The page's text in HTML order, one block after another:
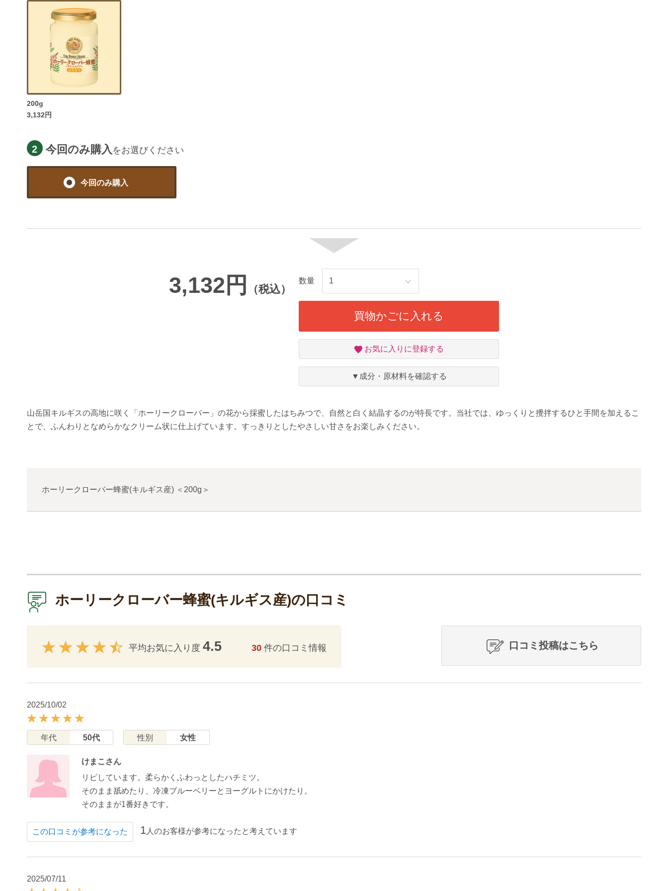
200g
3,132円
2 今回のみ購入をお選びください
今回のみ購入
3,132円 （税込）
数量
買物かごに入れる
お
入
り
お気に入りに登録する
▼成分・原材料を確認する
山岳国キルギスの高地に咲く「ホーリークローバー」の花から採蜜したはちみつで、自然と白く結晶するのが特長です。当社では、ゆっくりと攪拌するひと手間を加えるこ
とで、ふんわりとなめらかなクリーム状に仕上げています。すっきりとしたやさしい甘さをお楽しみください。
ホーリークローバー蜂蜜(キルギス産)＜ 200g ＞
ホーリークローバー蜂蜜(キルギス産)の口コミ
口コミ投稿はこちら
平均お気に入り度 4.5 30 件の口コミ情報
2025/10/02
年代 50代 性別 女性
けまこさん
リピしています。柔らかくふわっとしたハチミツ。
そのまま舐めたり、冷凍ブルーベリーとヨーグルトにかけたり。
そのままが1番好きです。
この口コミが参考になった 1 人のお客様が参考になったと考えています
2025/07/11